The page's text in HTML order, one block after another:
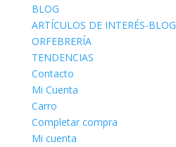
BLOG
ARTÍCULOS DE INTERÉS-BLOG
ORFEBRERÍA
TENDENCIAS
Contacto
Mi Cuenta
Carro
Completar compra
Mi cuenta